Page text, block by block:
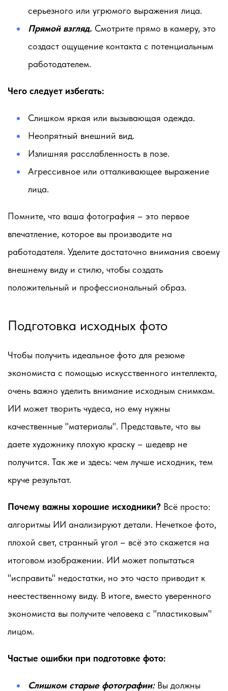
серьезного или угрюмого выражения лица.
Прямой взгляд. Смотрите прямо в камеру, это
создаст ощущение контакта с потенциальным
работодателем.
Чего следует избегать:
Слишком яркая или вызывающая одежда.
Неопрятный внешний вид.
Излишняя расслабленность в позе.
Агрессивное или отталкивающее выражение
лица.
Помните, что ваша фотография – это первое
впечатление, которое вы производите на
работодателя. Уделите достаточно внимания своему
внешнему виду и стилю, чтобы создать
положительный и профессиональный образ.
Подготовка исходных фото
Чтобы получить идеальное фото для резюме
экономиста с помощью искусственного интеллекта,
очень важно уделить внимание исходным снимкам.
ИИ может творить чудеса, но ему нужны
качественные "материалы". Представьте, что вы
даете художнику плохую краску – шедевр не
получится. Так же и здесь: чем лучше исходник, тем
круче результат.
Почему важны хорошие исходники? Всё просто:
алгоритмы ИИ анализируют детали. Нечеткое фото,
плохой свет, странный угол – всё это скажется на
итоговом изображении. ИИ может попытаться
"исправить" недостатки, но это часто приводит к
неестественному виду. В итоге, вместо уверенного
экономиста вы получите человека с "пластиковым"
лицом.
Частые ошибки при подготовке фото:
Слишком старые фотографии:Вы должны